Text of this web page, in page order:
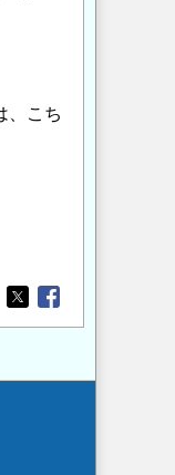
、こち
Opens in a new
Opens in a new